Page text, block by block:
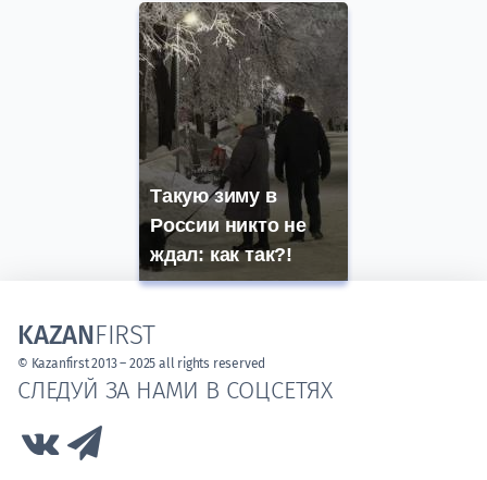
Такую зиму в
России никто не
ждал: как так?!
СЛЕДУЙ ЗА НАМИ В СОЦСЕТЯХ
Link to Vk
KAZANFIRST
© Kazanfirst 2013 – 2025 all rights reserved